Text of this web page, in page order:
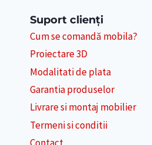
Suport clienți
Cum se comandă mobila?
Proiectare 3D
Modalitati de plata
Garantia produselor
Livrare si montaj mobilier
Termeni si conditii